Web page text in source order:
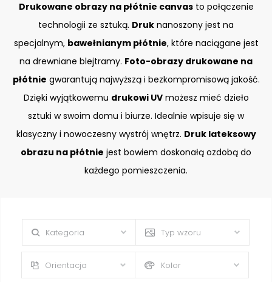
Drukowane obrazy na płótnie canvasto połączenie
technologii ze sztuką. Druk nanoszony jest na
specjalnym, bawełnianym płótnie, które naciągane jest
na drewniane blejtramy. Foto-obrazy drukowane na
płótnie gwarantują najwyższą i bezkompromisową jakość.
Dzięki wyjątkowemu drukowi UVmożesz mieć dzieło
sztuki w swoim domu i biurze. Idealnie wpisuje się w
klasyczny i nowoczesny wystrój wnętrz. Druk lateksowy
obrazu na płótnie jest bowiem doskonałą ozdobą do
każdego pomieszczenia.
Kategoria Typ wzoru
Orientacja Kolor